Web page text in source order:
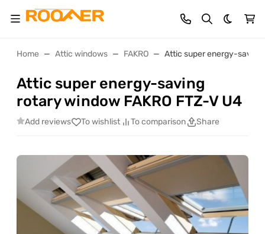
Dark
Home Attic windows FAKRO Attic super energy-saving
Attic super energy-saving
rotary window FAKRO FTZ-V U4
Add reviews To wishlist To comparison Share